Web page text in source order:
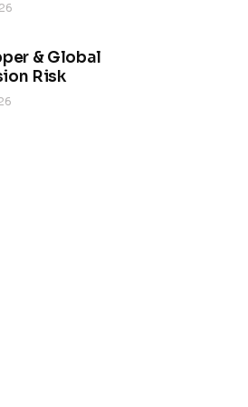
& Global
Risk